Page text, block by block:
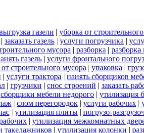
газели | уборка от
| заказать газель | услуги погрузчика |
мусора | разборка |
газель | услуги фронтального
строительного мусора | упаковка |
| услуги трактора | нанять сборщиков
| грузчики | снос строений | заказать
сборщики мебели недорого | утилизация
| слом перегородок | услуги рабочих |
| утилизация плиты | погрузо-
| утилизация межкомнатных
такелажников | утилизация колонки |